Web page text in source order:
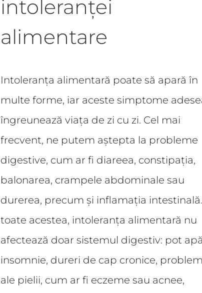
intoleranței
alimentare
Intoleranța alimentară poate să apară în
multe forme, iar aceste simptome
îngreunează viața de zi cu zi. Cel mai
frecvent, ne putem aștepta la probleme
digestive, cum ar fi diareea, constipația,
balonarea, crampele abdominale sau
durerea, precum și inflamația
toate acestea, intoleranța alimentară nu
afectează doar sistemul digestiv: pot
insomnie, dureri de cap cronice,
ale pielii, cum ar fi eczeme sau acnee,